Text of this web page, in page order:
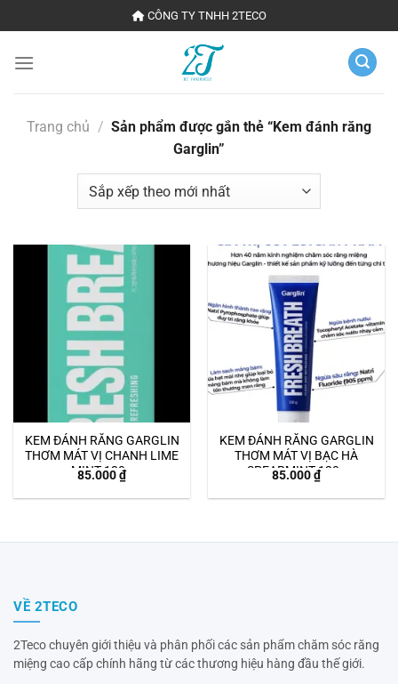
đến
nội
CÔNG TY TNHH 2TECO
Trang chủ / Sản phẩm được gắn thẻ “Kem đánh răng
Garglin”
KEM ĐÁNH RĂNG GARGLIN
THƠM MÁT VỊ CHANH LIME
MINT 120g
85.000₫
KEM ĐÁNH RĂNG GARGLIN
THƠM MÁT VỊ BẠC HÀ
SPEARMINT 120g
85.000₫
VỀ 2TECO
2Teco chuyên giới thiệu và phân phối các sản phẩm chăm sóc răng
miệng cao cấp chính hãng từ các thương hiệu hàng đầu thế giới.